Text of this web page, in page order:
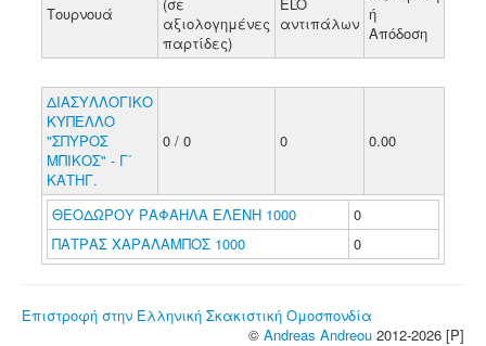
Τουρνουά
αξιολογημένες
παρτίδες)
αντιπάλων ή
Απόδοση
ΔΙΑΣΥΛΛΟΓΙΚΟ
ΚΥΠΕΛΛΟ
"ΣΠΥΡΟΣ
ΜΠΙΚΟΣ" - Γ΄
ΚΑΤΗΓ.
0 / 0 0 0.00
ΘΕΟΔΩΡΟΥ ΡΑΦΑΗΛΑ ΕΛΕΝΗ 1000
0
ΠΑΤΡΑΣ ΧΑΡΑΛΑΜΠΟΣ 1000
0
Επιστροφή στην Ελληνική Σκακιστική Ομοσπονδία
© Andreas Andreou 2012-2026 [P]